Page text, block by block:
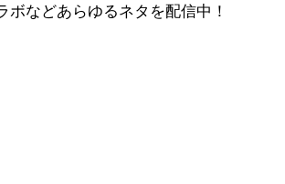
などあらゆるネタを配信中！